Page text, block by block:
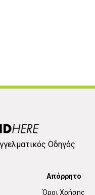
Οδηγός
Απόρρητο
Όροι Χρήσης